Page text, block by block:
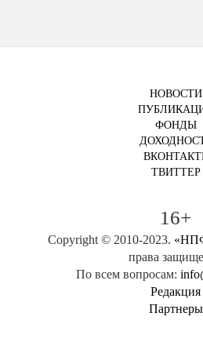
НОВОСТИ
ФОНДЫ
ТВИТТЕР
16+
Copyright © 2010-2023.
права
По всем вопросам:
Редакция
Партнеры